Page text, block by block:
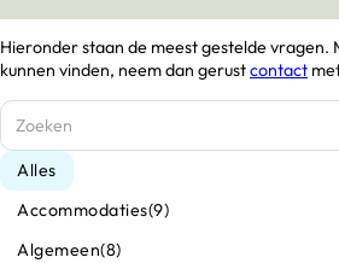
Hieronder staan de meest gestelde
kunnen vinden, neem dan gerustcontact
Alles
Accommodaties(9)
Algemeen(8)